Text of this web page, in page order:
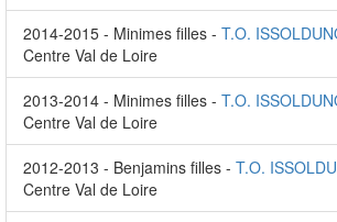
2014-2015 - Minimes filles - T.O.
Centre Val de Loire
2013-2014 - Minimes filles - T.O.
Centre Val de Loire
2012-2013 - Benjamins filles - T.O.
Centre Val de Loire